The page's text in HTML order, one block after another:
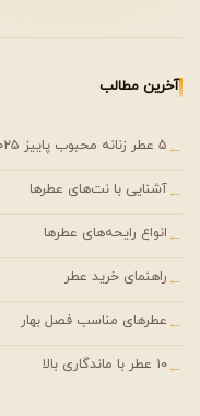
آخرین مطالب
← ۵ عطر زنانه محبوب پاییز ۲۰۲۵
←آشنایی با نت‌های عطرها
← انواع رایحه‌های عطرها
← راهنمای خرید عطر
← عطرهای مناسب فصل بهار
←۱۰ عطر با ماندگاری بالا